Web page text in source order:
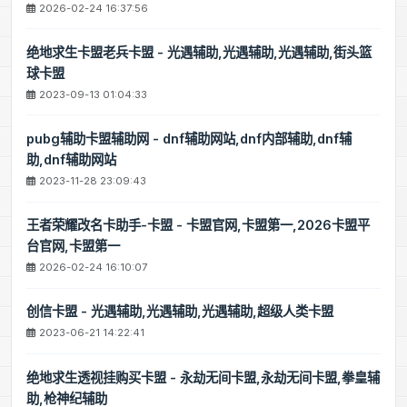
2026-02-24 16:37:56
绝地求生卡盟老兵卡盟 - 光遇辅助,光遇辅助,光遇辅助,街头篮
球卡盟
2023-09-13 01:04:33
pubg辅助卡盟辅助网 - dnf辅助网站,dnf内部辅助,dnf辅
助,dnf辅助网站
2023-11-28 23:09:43
王者荣耀改名卡助手-卡盟 - 卡盟官网,卡盟第一,2026卡盟平
台官网,卡盟第一
2026-02-24 16:10:07
创信卡盟 - 光遇辅助,光遇辅助,光遇辅助,超级人类卡盟
2023-06-21 14:22:41
绝地求生透视挂购买卡盟 - 永劫无间卡盟,永劫无间卡盟,拳皇辅
助,枪神纪辅助